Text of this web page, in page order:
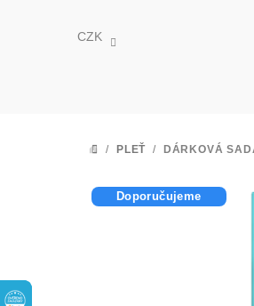
CZK
DOMŮ
/ PLEŤ / DÁRKOVÁ
Doporučujeme